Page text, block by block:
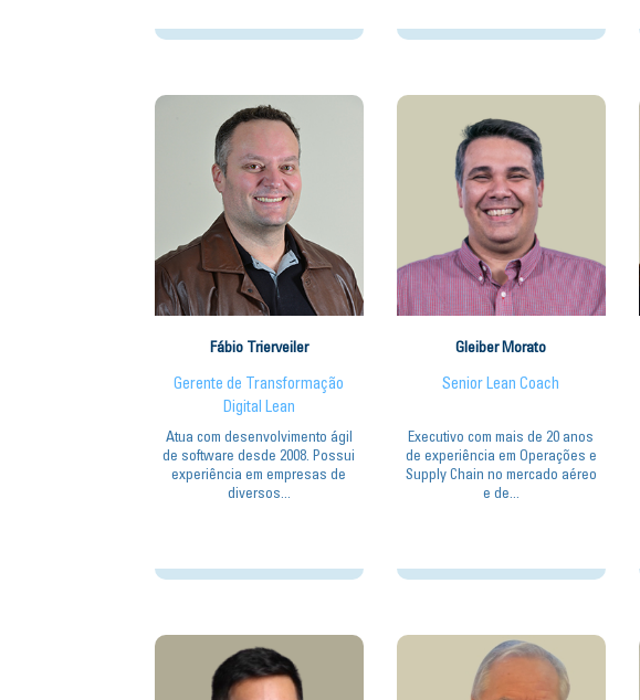
Fábio Trierveiler
Gerente de Transformação
Digital Lean
Atua com desenvolvimento ágil
de software desde 2008. Possui
experiência em empresas de
diversos...
Gleiber Morato
Senior Lean Coach
Executivo com mais de 20 anos
de experiência em Operações e
Supply Chain no mercado aéreo
e de...